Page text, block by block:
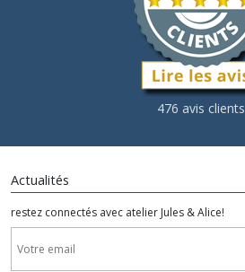
476 avis clients
Actualités
restez connectés avec atelier Jules & Alice!